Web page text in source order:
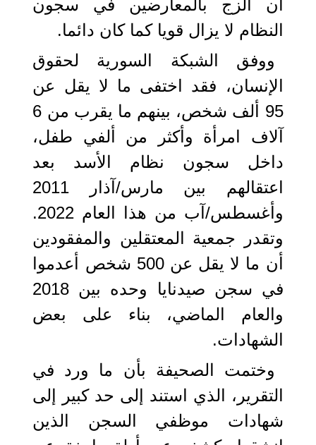
أن الزج بالمعارضين في سجون
النظام لا يزال قويا كما كان دائما.
ووفق الشبكة السورية لحقوق
الإنسان، فقد اختفى ما لا يقل عن
95 ألف شخص، بينهم ما يقرب من 6
آلاف امرأة وأكثر من ألفي طفل،
داخل سجون نظام الأسد بعد
اعتقالهم بين مارس/آذار 2011
وأغسطس/آب من هذا العام 2022.
وتقدر جمعية المعتقلين والمفقودين
أن ما لا يقل عن 500 شخص أعدموا
في سجن صيدنايا وحده بين 2018
والعام الماضي، بناء على بعض
الشهادات.
وختمت الصحيفة بأن ما ورد في
التقرير، الذي استند إلى حد كبير إلى
شهادات موظفي السجن الذين